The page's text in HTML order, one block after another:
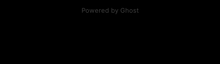
Powered by Ghost